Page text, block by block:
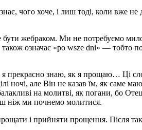
чого хоче, і лиш тоді, коли вже не
бути жебраком. Ми не потребуємо
означає «po wsze dni» — тобто
прекрасно знаю, як я прощаю… Ці
ночі, але Він не казав їм, як саме
на молитві, як погани, бо
ніж ми почнемо молитися.
і прийняти прощення. Після